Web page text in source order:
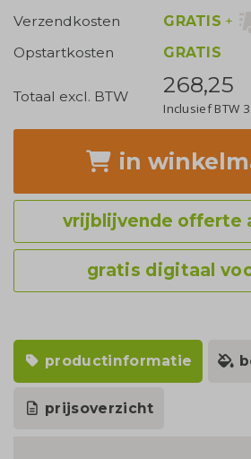
Verzendkosten
GRATIS +
Opstartkosten
GRATIS
Totaal excl. BTW 268,25
Inclusief BTW
in
vrijblijvende offerte
gratis digitaal
productinformatie
prijsoverzicht